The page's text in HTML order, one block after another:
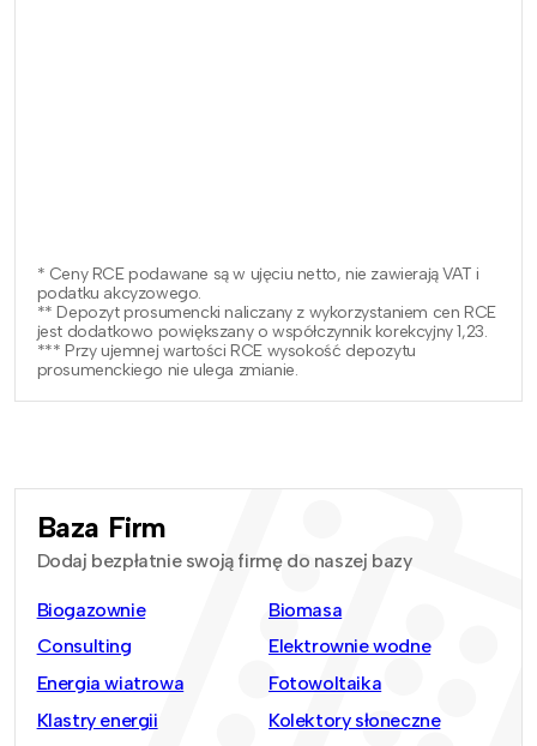
* Ceny RCE podawane są w ujęciu netto, nie zawierają VAT i
podatku akcyzowego.
** Depozyt prosumencki naliczany z wykorzystaniem cen RCE
jest dodatkowo powiększany o współczynnik korekcyjny 1,23.
*** Przy ujemnej wartości RCE wysokość depozytu
prosumenckiego nie ulega zmianie.
Baza Firm
Dodaj bezpłatnie swoją firmę do naszej bazy
Biogazownie
Biomasa
Consulting
Elektrownie wodne
Energia wiatrowa
Fotowoltaika
Klastry energii
Kolektory słoneczne